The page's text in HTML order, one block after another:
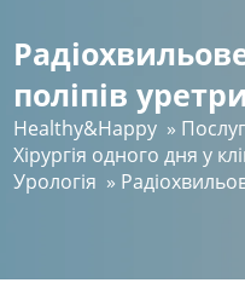
поліпів уретри
Healthy&Happy »
Хірургія одного дня у
Урологія »